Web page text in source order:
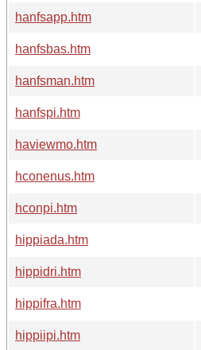
hanfsapp.htm
hanfsbas.htm
hanfsman.htm
hanfspi.htm
haviewmo.htm
hconenus.htm
hconpi.htm
hippiada.htm
hippidri.htm
hippifra.htm
hippiipi.htm